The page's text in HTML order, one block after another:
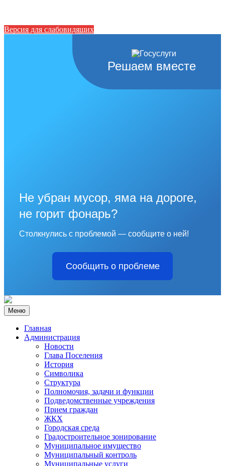
Версия для слабовидящих
Решаем вместе
Не убран мусор, яма на дороге,
не горит фонарь?
Столкнулись с проблемой — сообщите о ней!
Сообщить о проблеме
Меню
Главная
Администрация
Новости
Глава Поселения
История
Символика
Структура
Полномочия, задачи и функции
Подведомственные учреждения
Прием граждан
ЖКХ
Городская среда
Градостроительное зонирование
Муниципальное имущество
Муниципальный контроль
Муниципальные услуги